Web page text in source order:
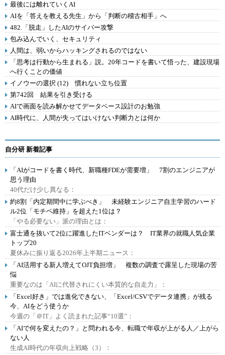
最後には離れていくAI
AIを「答えを教える先生」から「判断の稽古相手」へ
482.「脱走」したAIのサイバー攻撃
包み込んでいく、セキュリティ
人間は、弱いからハッキングされるのではない
「思考は行動から生まれる」説。20年コードを書いて悟った、建設現場
へ行くことの価値
イノウーの選択 (12) 慣れない立ち位置
第742回 結果を引き受ける
AIで画面を読み解かせてデータベース設計のお勉強
AI時代に、人間が失ってはいけない判断力とは何か
自分研 新着記事
「AIがコードを書く時代、新職種FDEが需要増」 7割のエンジニアが
思う理由
40代だけ少し異なる：
約8割「内定期間中に学ぶべき」 未経験エンジニア自主学習のハード
ル2位「モチベ維持」を超えた1位は？
「やる必要ない」派の理由とは：
富士通を抜いて2位に躍進したITベンダーは？ IT業界の就職人気企業
トップ20
夏休みに振り返る2026年上半期ニュース：
「AI活用する新人増えてOJT負担増」 複数の調査で露呈した現場の苦
悩
重要なのは「AIに代替されにくい本質的な自走力」：
「Excel好き」では進化できない、「Excel/CSVでデータ連携」が残る
今、AIをどう使うか
今週の「＠IT」よく読まれた記事“10選”：
「AIで何を変えたの？」と問われる今、転職で年収が上がる人／上がら
ない人
生成AI時代の年収向上戦略（3）：